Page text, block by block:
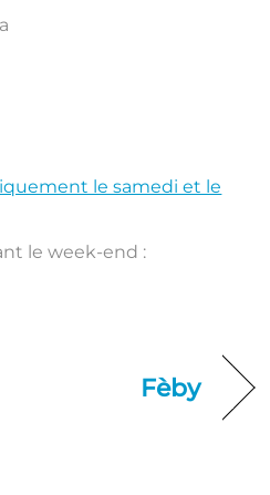
le samedi et le
le week-end :
Fèby